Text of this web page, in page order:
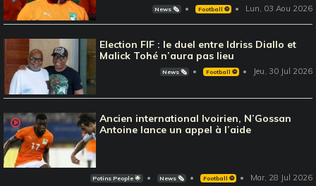
News 🗞️ Football ⚽️ Lun, 03 Aou 2026
Election FIF : le duel entre Idriss Diallo et
Malick Tohé n’aura pas lieu
News 🗞️ Football ⚽️ Jeu, 30 Jul 2026
Ancien international Ivoirien, N’Gossan
Antoine lance un appel à l’aide
Potins People 🌟 News 🗞️ Football ⚽️ Mar, 28 Jul 2026